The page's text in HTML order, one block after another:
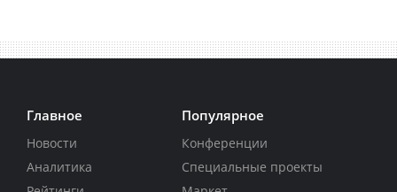
Главное
Новости
Аналитика
Популярное
Конференции
Специальные проекты